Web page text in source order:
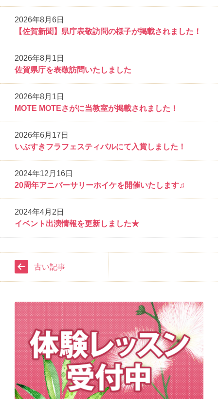
2026年8月6日
【佐賀新聞】県庁表敬訪問の様子が掲載されました！
2026年8月1日
佐賀県庁を表敬訪問いたしました
2026年8月1日
MOTE MOTEさがに当教室が掲載されました！
2026年6月17日
いぶすきフラフェスティバルにて入賞しました！
2024年12月16日
20周年アニバーサリーホイケを開催いたします♫
2024年4月2日
イベント出演情報を更新しました★
古い記事